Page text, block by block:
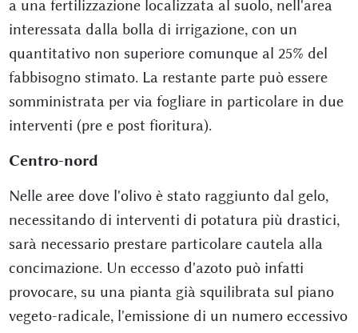
a una fertilizzazione localizzata al suolo, nell'area
interessata dalla bolla di irrigazione, con un
quantitativo non superiore comunque al 25% del
fabbisogno stimato. La restante parte può essere
somministrata per via fogliare in particolare in due
interventi (pre e post fioritura).
Centro-nord
Nelle aree dove l'olivo è stato raggiunto dal gelo,
necessitando di interventi di potatura più drastici,
sarà necessario prestare particolare cautela alla
concimazione. Un eccesso d'azoto può infatti
provocare, su una pianta già squilibrata sul piano
vegeto-radicale, l'emissione di un numero eccessivo